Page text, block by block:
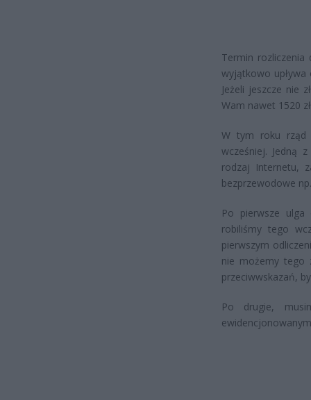
Termin
wyjątkowo
Jeżeli jeszcze nie
Wam nawet 1520
W tym roku rząd
wcześniej. Jedną
rodzaj Internetu,
bezprzewodowe
Po pierwsze
robiliśmy tego
pierwszym
nie możemy tego
przeciwwskazań,
Po drugie,